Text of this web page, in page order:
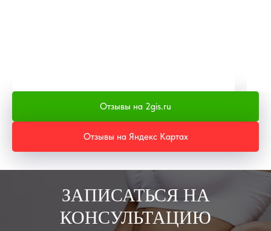
Отзывы на 2gis.ru
Отзывы на Яндекс Картах
ЗАПИСАТЬСЯ НА
КОНСУЛЬТАЦИЮ